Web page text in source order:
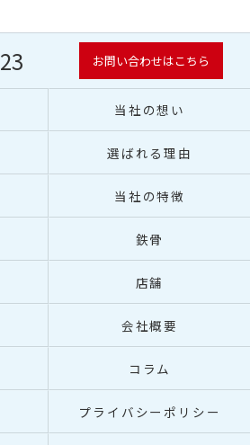
お問い合わせはこちら
当社の想い
選ばれる理由
当社の特徴
鉄骨
店舗
会社概要
コラム
プライバシーポリシー